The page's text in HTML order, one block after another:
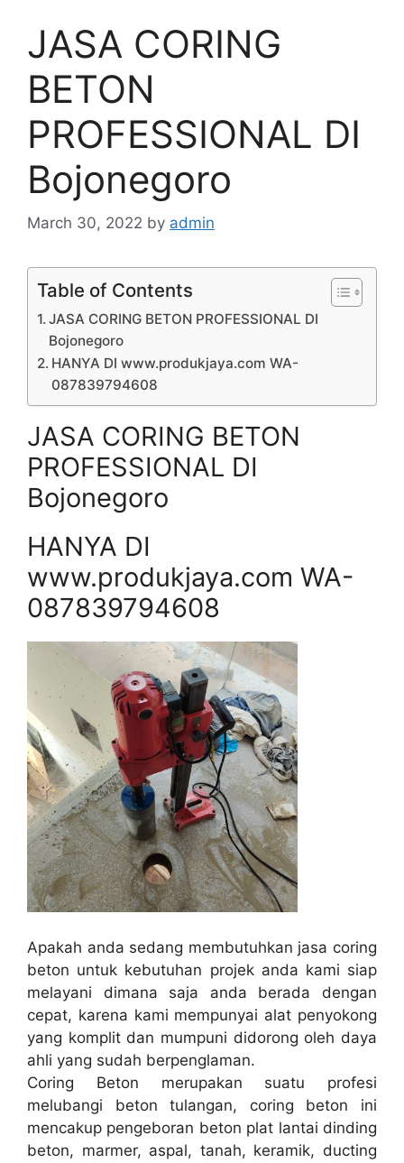
JASA CORING
BETON
PROFESSIONAL DI
Bojonegoro
March 30, 2022 by admin
Table of Contents
JASA CORING BETON PROFESSIONAL DI
Bojonegoro
HANYA DI www.produkjaya.com WA-
087839794608
JASA CORING BETON
PROFESSIONAL DI
Bojonegoro
HANYA DI
www.produkjaya.com WA-
087839794608
Apakah anda sedang membutuhkan jasa coring
beton untuk kebutuhan projek anda kami siap
melayani dimana saja anda berada dengan
cepat, karena kami mempunyai alat penyokong
yang komplit dan mumpuni didorong oleh daya
ahli yang sudah berpenglaman.
Coring Beton merupakan suatu profesi
melubangi beton tulangan, coring beton ini
mencakup pengeboran beton plat lantai dinding
beton, marmer, aspal, tanah, keramik, ducting